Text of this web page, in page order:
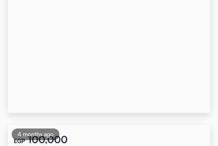
4 months ago
EGP 100,000